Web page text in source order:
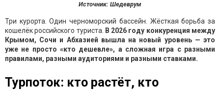
Источник: Шедеврум
Три курорта. Один черноморский бассейн. Жёсткая борьба за
кошелёк российского туриста.
В 2026 году конкуренция между
Крымом, Сочи и Абхазией вышла на новый уровень — это
уже не просто «кто дешевле», а сложная игра с разными
правилами, разными аудиториями и разными ставками.
Турпоток: кто растёт, кто